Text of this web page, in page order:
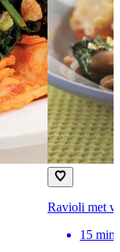
Ravioli met
15 min